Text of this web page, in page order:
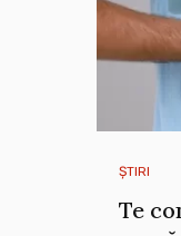
ȘTIRI
Te